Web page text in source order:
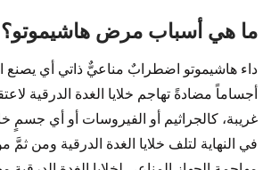
ما هي أسباب مرض هاشيموتو؟
داء هاشيموتو اضطرابٌ مناعيٌّ ذاتي أي يصنع
أجساماً مضادةً تهاجم خلايا الغدة الدرقية
غريبة، كالجراثيم أو الفيروسات أو أي جسمٍ
في النهاية لتلف خلايا الغدة الدرقية ومن